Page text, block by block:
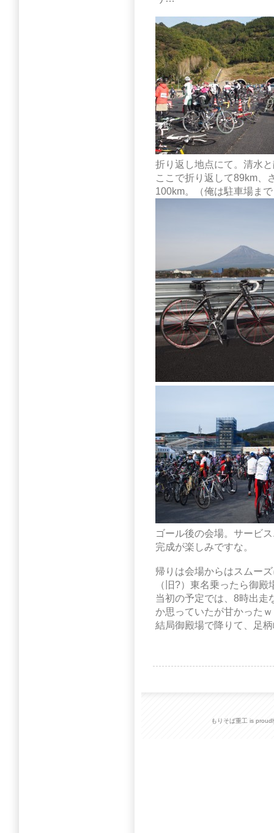
折り返し地点にて。清水
ここで折り返して89km、
100km。（俺は駐車場ま
ゴール後の会場。サービ
完成が楽しみですな。
帰りは会場からはスムー
（旧?）東名乗ったら御
当初の予定では、8時出走
か思っていたが甘かったｗ
結局御殿場で降りて、足
もりそば重工 is